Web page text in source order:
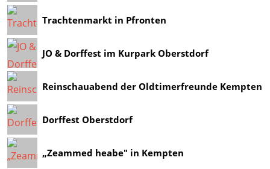
Trachtenmarkt in Pfronten
JO & Dorffest im Kurpark Oberstdorf
Reinschauabend der Oldtimerfreunde Kempten
Dorffest Oberstdorf
„Zeammed heabe" in Kempten